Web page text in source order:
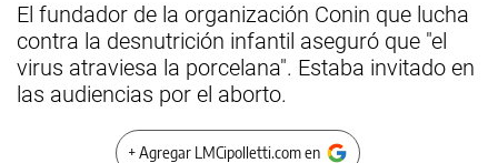
El fundador de la organización Conin que lucha
contra la desnutrición infantil aseguró que "el
virus atraviesa la porcelana". Estaba invitado en
las audiencias por el aborto.
+ Agregar LMCipolletti.com en